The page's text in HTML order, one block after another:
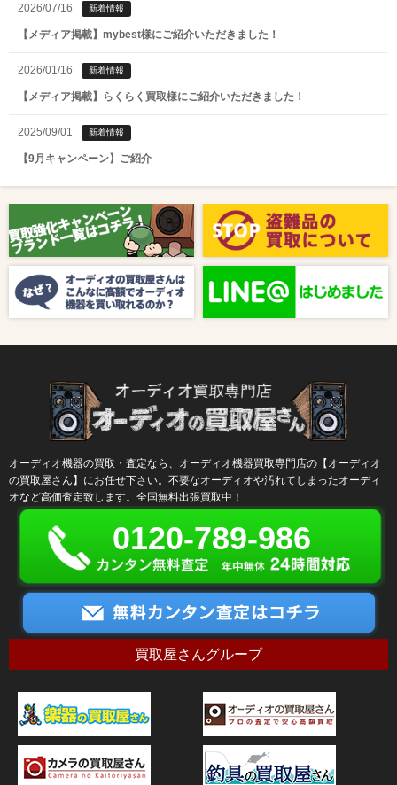
2026/07/16 新着情報
【メディア掲載】mybest様にご紹介いただきました！
2026/01/16 新着情報
【メディア掲載】らくらく買取様にご紹介いただきました！
2025/09/01 新着情報
【9月キャンペーン】ご紹介
【8月キャンペーン】ご紹介
2024/10/04 新着情報
【ラジオ番組放送のお知らせ】
オーディオ機器の買取・査定なら、オーディオ機器買取専門店の【オーディオ
の買取屋さん】にお任せ下さい。不要なオーディオや汚れてしまったオーディ
オなど高価査定致します。全国無料出張買取中！
0120-789-986
買取屋さんグループ